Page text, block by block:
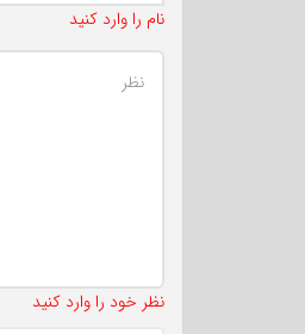
نام را وارد کنید
نظر خود را وارد کنید